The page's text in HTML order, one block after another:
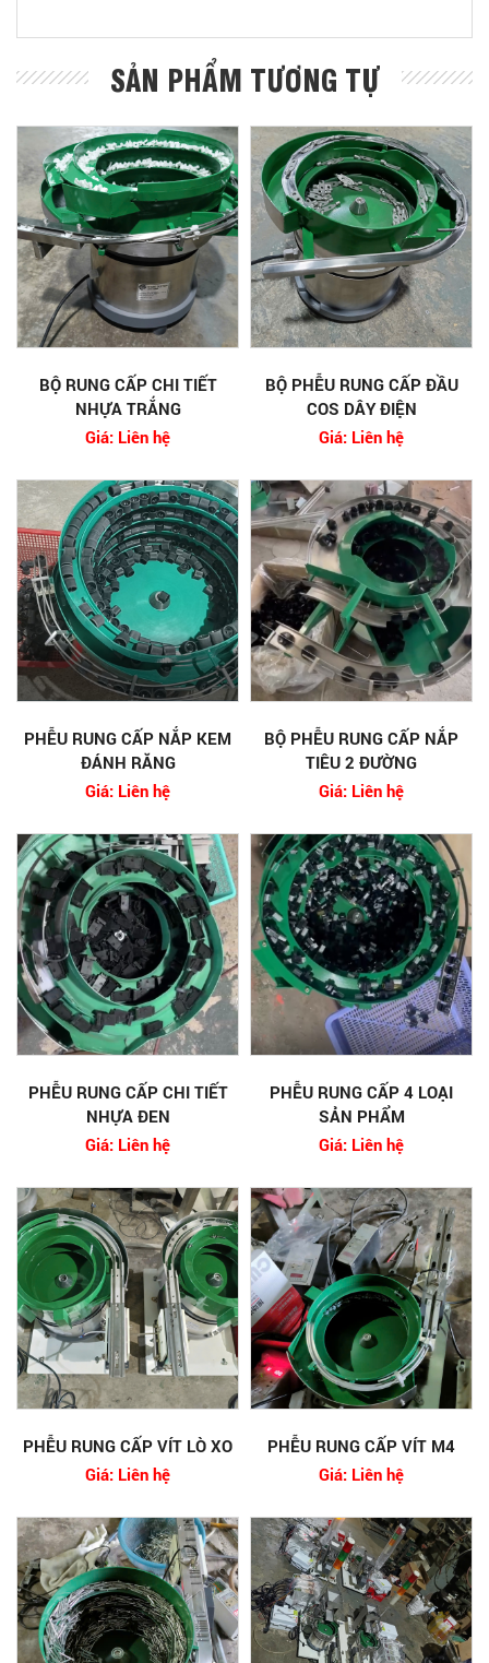
SẢN PHẨM TƯƠNG TỰ
BỘ RUNG CẤP CHI TIẾT
NHỰA TRẮNG
Giá: Liên hệ
BỘ PHỄU RUNG CẤP ĐẦU
COS DÂY ĐIỆN
Giá: Liên hệ
PHỄU RUNG CẤP NẮP KEM
ĐÁNH RĂNG
Giá: Liên hệ
BỘ PHỄU RUNG CẤP NẮP
TIÊU 2 ĐƯỜNG
Giá: Liên hệ
PHỄU RUNG CẤP CHI TIẾT
NHỰA ĐEN
Giá: Liên hệ
PHỄU RUNG CẤP 4 LOẠI
SẢN PHẨM
Giá: Liên hệ
PHỄU RUNG CẤP VÍT LÒ XO
Giá: Liên hệ
PHỄU RUNG CẤP VÍT M4
Giá: Liên hệ